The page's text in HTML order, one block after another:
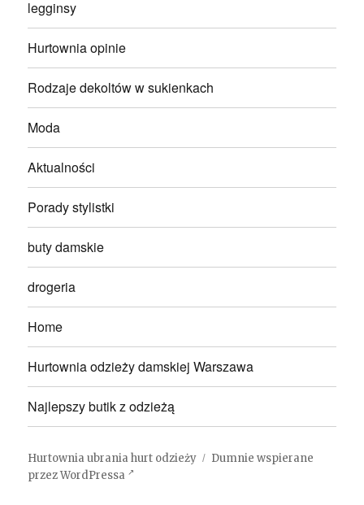
legginsy
Hurtownia opinie
Rodzaje dekoltów w sukienkach
Moda
Aktualności
Porady stylistki
buty damskie
drogeria
Home
Hurtownia odzieży damskiej Warszawa
Najlepszy butik z odzieżą
Hurtownia ubrania hurt odzieży
Dumnie wspierane
przez WordPressa